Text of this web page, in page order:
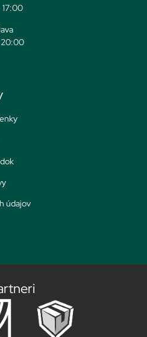
20:00
údajov